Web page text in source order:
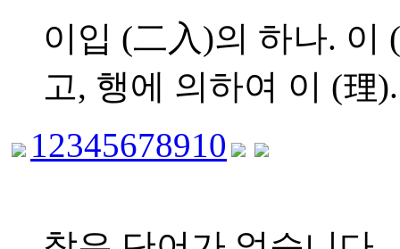
이입 (二入)의 하나. 이
고, 행에 의하여 이 (理
12345678910